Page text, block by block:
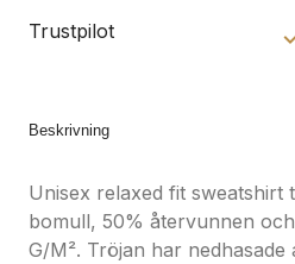
Trustpilot
Beskrivning
Unisex relaxed fit sweatshirt
bomull, 50% återvunnen
G/M². Tröjan har